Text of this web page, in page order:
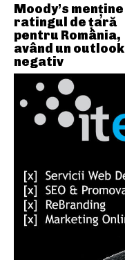
Moody’s menține
ratingul de țară
pentru România,
având un outlook
negativ